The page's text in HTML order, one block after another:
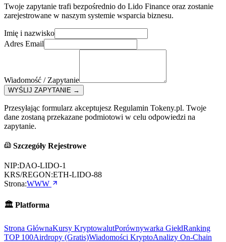
Twoje zapytanie trafi bezpośrednio do Lido Finance oraz zostanie
zarejestrowane w naszym systemie wsparcia biznesu.
Imię i nazwisko
Adres Email
Wiadomość / Zapytanie
WYŚLIJ ZAPYTANIE →
Przesyłając formularz akceptujesz Regulamin Tokeny.pl. Twoje
dane zostaną przekazane podmiotowi w celu odpowiedzi na
zapytanie.
Szczegóły Rejestrowe
NIP:DAO-LIDO-1
KRS/REGON:ETH-LIDO-88
Strona:WWW
🏛️ Platforma
Strona GłównaKursy KryptowalutPorównywarka GiełdRanking
TOP 100Airdropy (Gratis)Wiadomości KryptoAnalizy On-Chain